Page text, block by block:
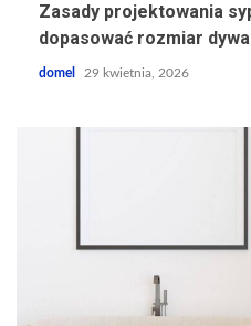
Zasady projektowania
dopasować rozmiar
domel 29 kwietnia, 2026